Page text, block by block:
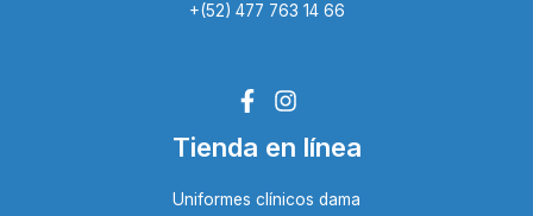
+(52) 477 763 14 66
Tienda en línea
Uniformes clínicos dama